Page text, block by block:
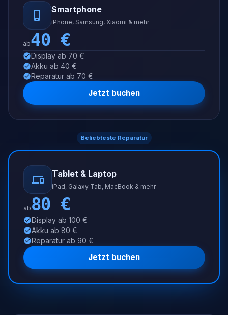
Smartphone
iPhone, Samsung, Xiaomi & mehr
ab40 €
Display ab 70 €
Akku ab 40 €
Reparatur ab 70 €
Jetzt buchen
Beliebteste Reparatur
Tablet & Laptop
iPad, Galaxy Tab, MacBook & mehr
ab 80 €
Display ab 100 €
Akku ab 80 €
Reparatur ab 90 €
Jetzt buchen